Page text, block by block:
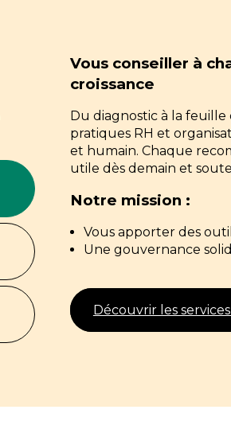
Vous conseiller à
croissance
Du diagnostic à la
pratiques RH et
et humain. Chaque
utile dès demain et
Notre mission :
Vous apporter des
Une gouvernance
Découvrir les services
Notre mission :
Structuration des
Valorisation de votre
Découvrir les
Notre mission :
Développer des
Renforcer la